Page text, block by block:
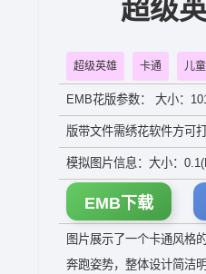
超级
超级英雄 卡通 儿童
EMB花版参数： 大小：
版带文件需绣花软件方可
模拟图片信息：大小：
EMB下载
图片展示了一个卡通风格
奔跑姿势，整体设计简洁